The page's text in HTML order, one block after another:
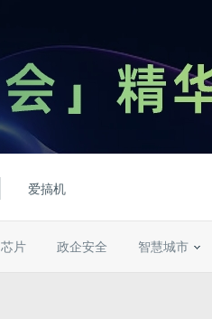
爱搞机
芯片 政企安全 智慧城市